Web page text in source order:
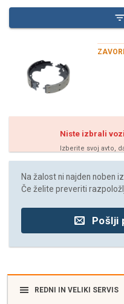
Niste izbrali
Izberite svoj avto,
Na žalost ni najden noben
Če želite preveriti
Pošlji
REDNI IN VELIKI SERVIS